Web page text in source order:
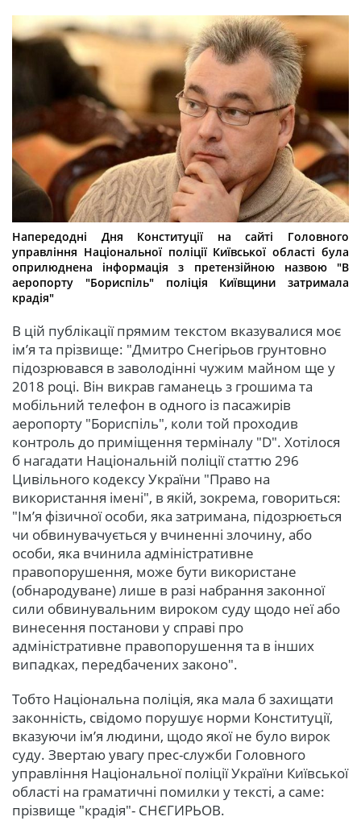
Напередодні Дня Конституції на сайті Головного
управління Національної поліції Київської області була
оприлюднена інформація з претензійною назвою "В
аеропорту "Бориспіль" поліція Київщини затримала
крадія"
В цій публікації прямим текстом вказувалися моє
ім’я та прізвище: "Дмитро Снегірьов грунтовно
підозрювався в заволодінні чужим майном ще у
2018 році. Він викрав гаманець з грошима та
мобільний телефон в одного із пасажирів
аеропорту "Бориспіль", коли той проходив
контроль до приміщення терміналу "D". Хотілося
б нагадати Національній поліції статтю 296
Цивільного кодексу України "Право на
використання імені", в якій, зокрема, говориться:
"Ім’я фізичної особи, яка затримана, підозрюється
чи обвинувачується у вчиненні злочину, або
особи, яка вчинила адміністративне
правопорушення, може бути використане
(обнародуване) лише в разі набрання законної
сили обвинувальним вироком суду щодо неї або
винесення постанови у справі про
адміністративне правопорушення та в інших
випадках, передбачених законо".
Тобто Національна поліція, яка мала б захищати
законність, свідомо порушує норми Конституції,
вказуючи ім’я людини, щодо якої не було вирок
суду. Звертаю увагу прес-служби Головного
управління Національної поліції України Київської
області на граматичні помилки у тексті, а саме:
прізвище "крадія"- СНЄГИРЬОВ.